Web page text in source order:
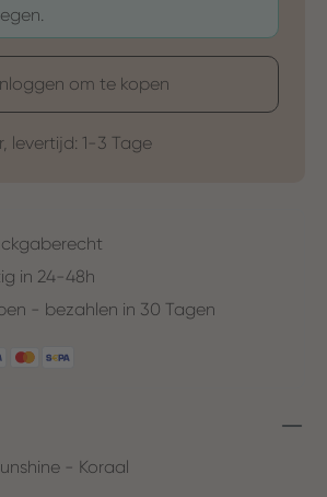
om te kopen
levertijd: 1-3 Tage
in 24-48h
- bezahlen in 30 Tagen
- Koraal